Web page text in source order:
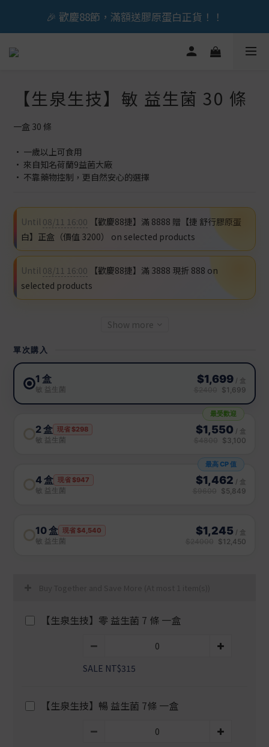
🎉 歡慶88節，滿額送膠原蛋白正貨！！
🎉 歡慶88節，滿額送膠原蛋白正貨！！
立即加入會員享『300元』購物金
【生泉生技】敏 益生菌 30 條
一盒 30 條
• 一歲以上可食用
• 來自知名荷蘭9益菌大廠
• 不靠藥物控制，更自然安心的選擇
Until 08/11 16:00 【歡慶88捷】滿 8888 贈【捷 舒行膠原蛋
白】正盒（價值 3200） on selected products
Until 08/11 16:00 【歡慶88捷】滿 3888 現折 888 on
selected products
Show more
【生泉生技】零 益生菌 7 條 一盒
SALE NT$315
【生泉生技】暢 益生菌 7條 一盒